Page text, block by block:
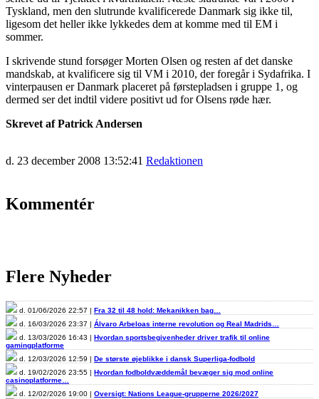
Tyskland, men den slutrunde kvalificerede Danmark sig ikke til,
ligesom det heller ikke lykkedes dem at komme med til EM i
sommer.
I skrivende stund forsøger Morten Olsen og resten af det danske
mandskab, at kvalificere sig til VM i 2010, der foregår i Sydafrika. I
vinterpausen er Danmark placeret på førstepladsen i gruppe 1, og
dermed ser det indtil videre positivt ud for Olsens røde hær.
Skrevet af Patrick Andersen
d. 23 december 2008 13:52:41 Redaktionen
Kommentér
Flere Nyheder
d. 01/06/2026 22:57 | Fra 32 til 48 hold: Mekanikken bag…
d. 16/03/2026 23:37 | Álvaro Arbeloas interne revolution og Real Madrids…
d. 13/03/2026 16:43 | Hvordan sportsbegivenheder driver trafik til online
gamingplatforme
d. 12/03/2026 12:59 | De største øjeblikke i dansk Superliga-fodbold
d. 19/02/2026 23:55 | Hvordan fodboldvæddemål bevæger sig mod online
casinoplatforme…
d. 12/02/2026 19:00 | Oversigt: Nations League-grupperne 2026/2027